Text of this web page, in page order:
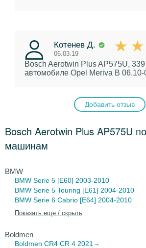
Котенев Д.
06.03.19
Bosch Aerotwin Plus AP575U,
автомобиле Opel Meriva B 06.10-
Добавить отзыв
Bosch Aerotwin Plus AP575U
машинам
BMW
BMW Serie 5 [E60] 2003-2010
BMW Serie 5 Touring [E61] 2004-2010
BMW Serie 6 Cabrio [E64] 2004-2010
Показать еще / скрыть
Boldmen
Boldmen CR4 CR 4 2021→